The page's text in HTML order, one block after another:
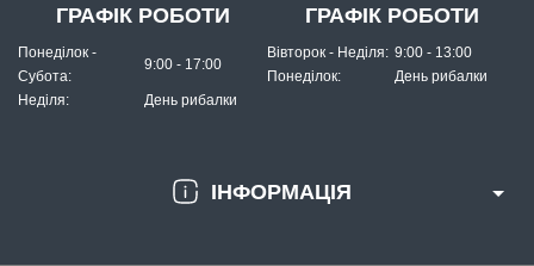
ІНФОРМАЦІЯ
ГРАФІК РОБОТИ
Понеділок -
Субота:
9:00 - 17:00
Неділя: День рибалки
ГРАФІК РОБОТИ
Вівторок - Неділя: 9:00 - 13:00
Понеділок:
День рибалки